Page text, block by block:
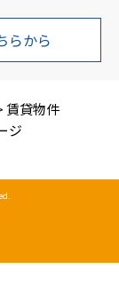
らから
賃貸物件
ジ